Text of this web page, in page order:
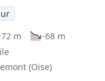
m
-68 m
(Oise)